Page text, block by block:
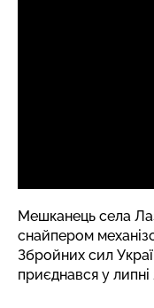
Мешканець села
снайпером
Збройних сил
приєднався у